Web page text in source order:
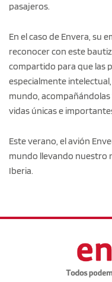
pasajeros.
En el caso de Envera, su
reconocer con este
compartido para que las
especialmente
mundo,
vidas únicas e
Este verano, el avión
mundo llevando nuestro
Iberia.